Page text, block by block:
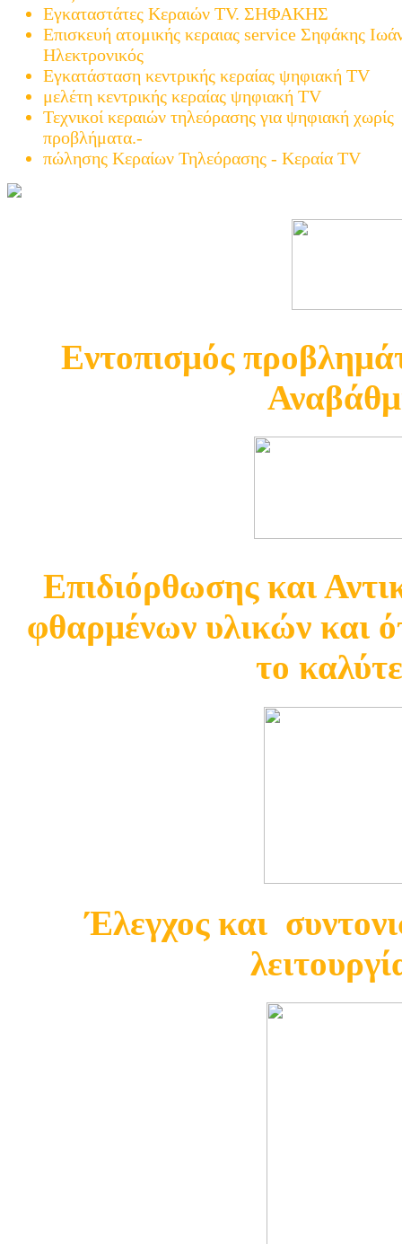
Εγκαταστάτες Κεραιών TV. ΣΗΦΑΚΗΣ
Επισκευή ατομικής κεραιας service Σηφάκης
Ηλεκτρονικός
Εγκατάσταση κεντρικής κεραίας ψηφιακή TV
μελέτη κεντρικής κεραίας ψηφιακή TV
Τεχνικοί κεραιών τηλεόρασης για ψηφιακή χωρίς
προβλήματα.-
πώλησης Κεραίων Τηλεόρασης - Κεραία TV
Εντοπισμός
Επιδιόρθωσης και
φθαρμένων υλικών και
το
Έλεγχος και